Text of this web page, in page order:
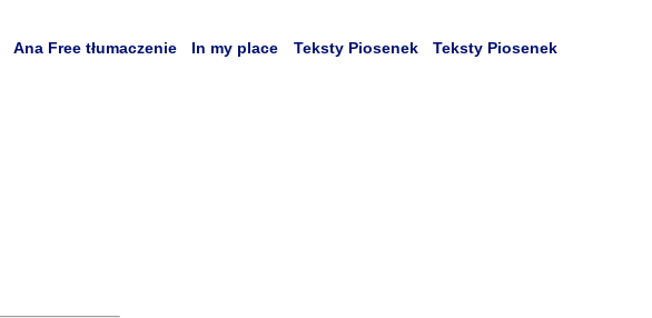
Ana Free tłumaczenie In my place Teksty Piosenek
Teksty Piosenek